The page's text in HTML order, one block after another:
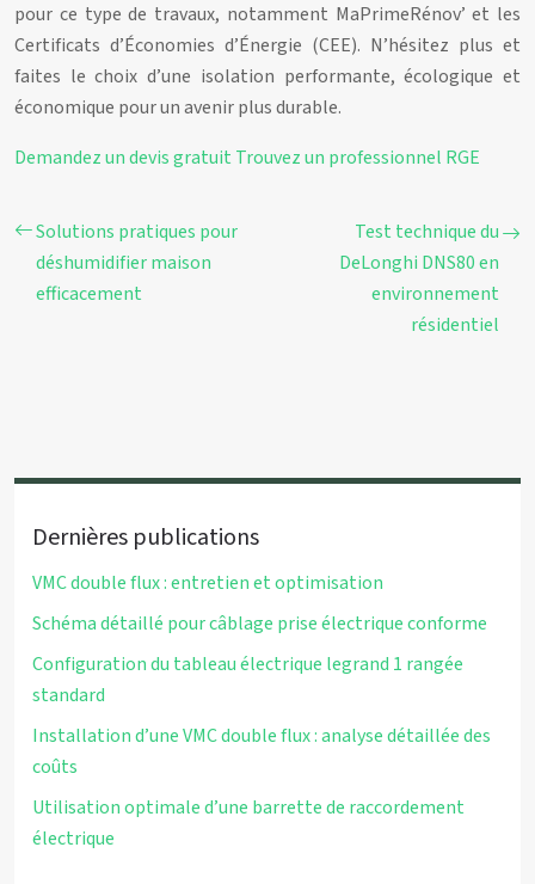
pour ce type de travaux, notamment MaPrimeRénov’ et les
Certificats d’Économies d’Énergie (CEE). N’hésitez plus et
faites le choix d’une isolation performante, écologique et
économique pour un avenir plus durable.
Demandez un devis gratuit Trouvez un professionnel RGE
Solutions pratiques pour
déshumidifier maison
efficacement
Test technique du
DeLonghi DNS80 en
environnement
résidentiel
Dernières publications
VMC double flux : entretien et optimisation
Schéma détaillé pour câblage prise électrique conforme
Configuration du tableau électrique legrand 1 rangée
standard
Installation d’une VMC double flux : analyse détaillée des
coûts
Utilisation optimale d’une barrette de raccordement
électrique